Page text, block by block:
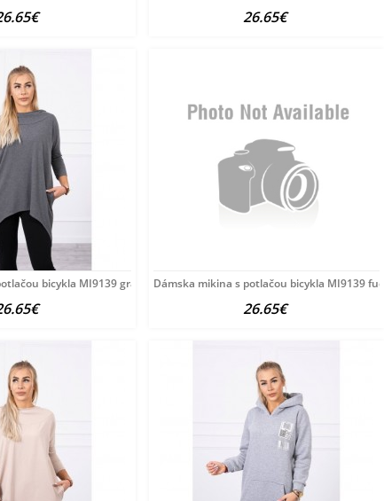
26.65€
bicykla MI9139 grafitová UniverzálnaDámska mikina s potlačou bicykla MI9139
26.65€